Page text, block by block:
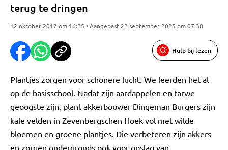
terug te dringen
12 oktober 2017 om 16:25 • Aangepast 22 september 2025 om 07:38
Hulp bij lezen
Plantjes zorgen voor schonere lucht. We leerden het al
op de basisschool. Nadat zijn aardappelen en tarwe
geoogste zijn, plant akkerbouwer Dingeman Burgers zijn
kale velden in Zevenbergschen Hoek vol met wilde
bloemen en groene plantjes. Die verbeteren zijn akkers
en zorgen ondergronds ook voor opslag van